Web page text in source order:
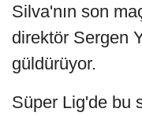
Silva'nın son
direktör Sergen
güldürüyor.
Süper Lig'de bu